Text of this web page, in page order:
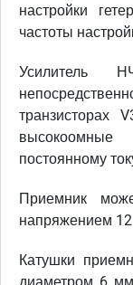
настройки
частоты
транзисторах
постоянному
Приемник
напряжением
Катушки